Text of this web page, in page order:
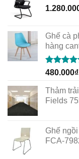
Ghế cà
hàng
Rated5.00
480.000₫
Thảm
Fields
Ghế
FCA-